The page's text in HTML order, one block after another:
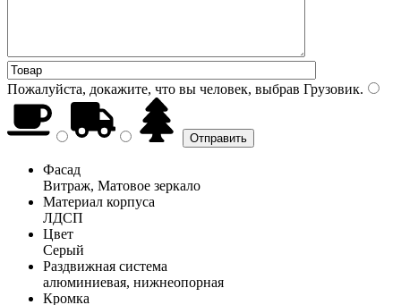
Пожалуйста, докажите, что вы человек, выбрав Грузовик.
Фасад
Витраж, Матовое зеркало
Материал корпуса
ЛДСП
Цвет
Серый
Раздвижная система
алюминиевая, нижнеопорная
Кромка